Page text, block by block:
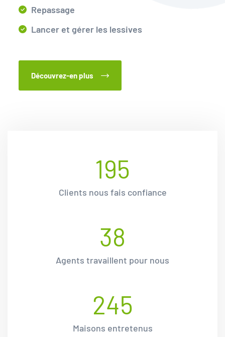
Repassage
Lancer et gérer les lessives
Découvrez-en plus
Clients nous fais confiance
195
Agents travaillent pour nous
38
Maisons entretenus
245